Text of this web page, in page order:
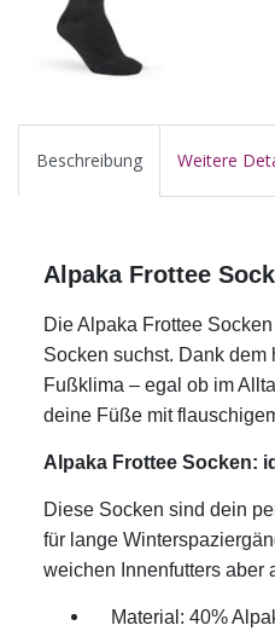
Beschreibung Weitere
Alpaka Frottee
Die Alpaka Frottee
Socken suchst. Dank
Fußklima – egal ob im
deine Füße mit
Alpaka Frottee Socken:
Diese Socken sind dein
für lange
weichen Innenfutters aber
Material: 40%